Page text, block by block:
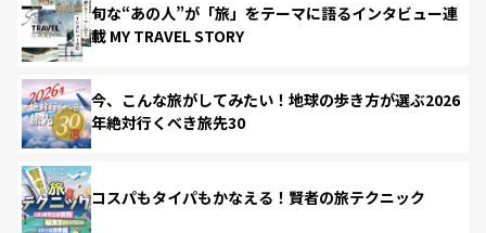
旬な“あの人”が「旅」をテーマに語るインタビュー連
載 MY TRAVEL STORY
今、こんな旅がしてみたい！地球の歩き方が選ぶ2026
年絶対行くべき旅先30
コスパもタイパもかなえる！賢者の旅テクニック